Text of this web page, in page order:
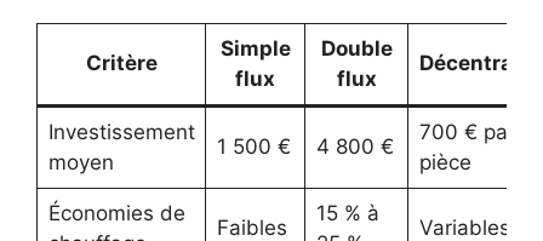
Critère
Simple
flux
Double
flux
Investissement
moyen
1 500 € 4 800 €
700 € par
pièce
Économies de
Faibles
15 % à
Variables